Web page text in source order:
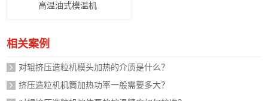
高温油式模温机
相关案例
对辊挤压造粒机模头加热的介质是什么？
挤压造粒机机筒加热功率一般需要多大？